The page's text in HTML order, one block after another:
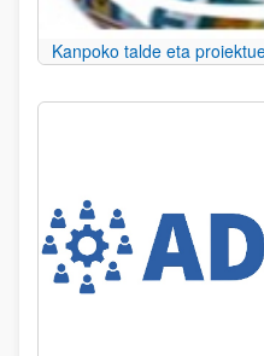
Kanpoko talde eta